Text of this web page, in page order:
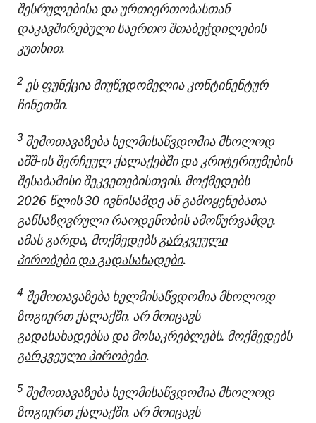
შესრულებისა და ურთიერთობასთან
დაკავშირებული საერთო შთაბეჭდილების
კუთხით.
2 ეს ფუნქცია მიუწვდომელია კონტინენტურ
ჩინეთში.
3 შემოთავაზება ხელმისაწვდომია მხოლოდ
აშშ‑ის შერჩეულ ქალაქებში და კრიტერიუმების
შესაბამისი შეკვეთებისთვის. მოქმედებს
2026 წლის 30 ივნისამდე ან გამოყენებათა
განსაზღვრული რაოდენობის ამოწურვამდე.
ამას გარდა, მოქმედებსგარკვეული
პირობები და გადასახადები.
4 შემოთავაზება ხელმისაწვდომია მხოლოდ
ზოგიერთ ქალაქში. არ მოიცავს
გადასახადებსა და მოსაკრებლებს. მოქმედებს
გარკვეული პირობები.
5 შემოთავაზება ხელმისაწვდომია მხოლოდ
ზოგიერთ ქალაქში. არ მოიცავს